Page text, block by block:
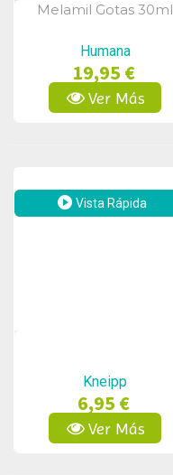
Vista Rápida
Melamil Gotas 30ml
Humana
19,95 €
Ver Más
Vista Rápida
Kneipp
6,95 €
Ver Más